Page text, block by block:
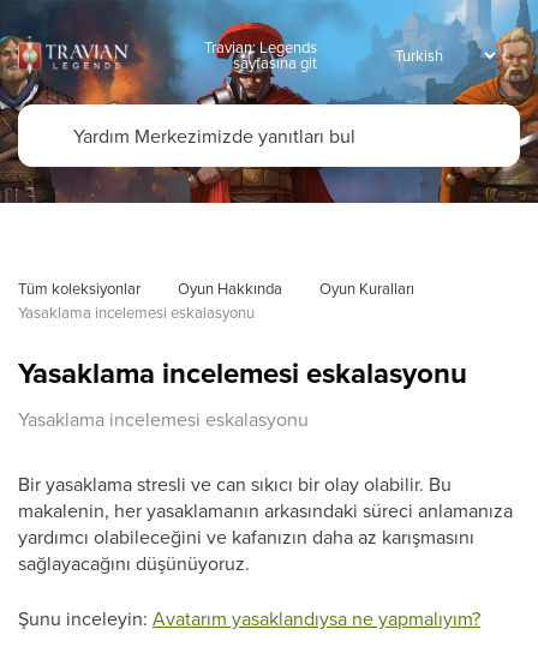
Travian: Legends
sayfasına git
Tüm koleksiyonlar Oyun Hakkında
Oyun Kuralları
Yasaklama incelemesi eskalasyonu
Yasaklama incelemesi eskalasyonu
Yasaklama incelemesi eskalasyonu
Bir yasaklama stresli ve can sıkıcı bir olay olabilir. Bu
makalenin, her yasaklamanın arkasındaki süreci anlamanıza
yardımcı olabileceğini ve kafanızın daha az karışmasını
sağlayacağını düşünüyoruz.
Şunu inceleyin: Avatarım yasaklandıysa ne yapmalıyım?